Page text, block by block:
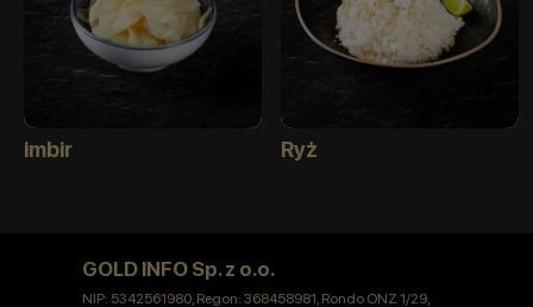
imbir Ryż
GOLD INFO Sp. z o.o.
NIP: 5342561980, Regon: 368458981, Rondo ONZ 1/29,